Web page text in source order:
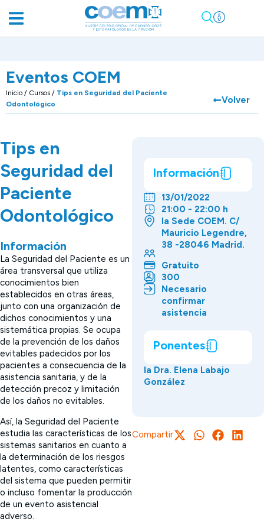
Eventos COEM
Inicio / Cursos / Tips en Seguridad del Paciente
Odontológico
Volver
Tips en
Seguridad del
Paciente
Odontológico
Información
La Seguridad del Paciente es un
área transversal que utiliza
conocimientos bien
establecidos en otras áreas,
junto con una organización de
dichos conocimientos y una
sistemática propias. Se ocupa
de la prevención de los daños
evitables padecidos por los
pacientes a consecuencia de la
asistencia sanitaria, y de la
detección precoz y limitación
de los daños no evitables.
Así, la Seguridad del Paciente
estudia las características de los
sistemas sanitarios en cuanto a
la determinación de los riesgos
latentes, como características
del sistema que pueden permitir
o incluso fomentar la producción
de un evento asistencial
adverso.
Información
13/01/2022
21:00 - 22:00 h
la Sede COEM. C/
Mauricio Legendre,
38 -28046 Madrid.
Gratuito
300
Necesario
confirmar
asistencia
Ponentes
la Dra. Elena Labajo
González
Compartir